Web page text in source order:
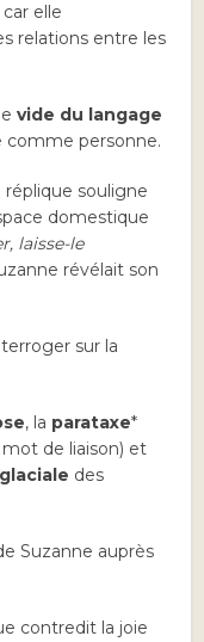
elle
relations entre les
vide du langage
comme personne.
souligne
domestique
laisse-le
révélait son
sur la
, la parataxe*
de liaison) et
des
Suzanne auprès
contredit la joie